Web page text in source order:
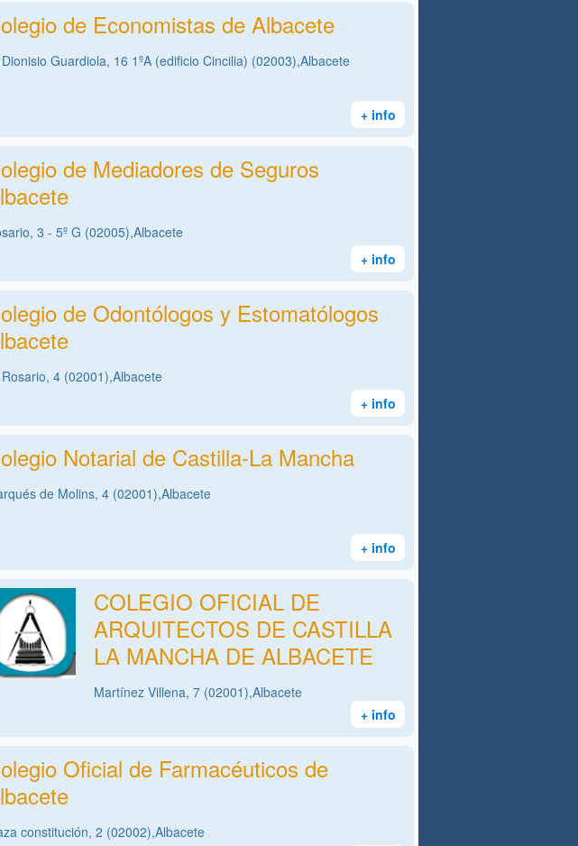
de Economistas de Albacete
Guardiola, 16 1ºA (edificio Cincilia) (02003),Albacete
+ info
de Mediadores de Seguros
3 - 5º G (02005),Albacete
+ info
de Odontólogos y Estomatólogos
4 (02001),Albacete
+ info
Notarial de Castilla-La Mancha
de Molins, 4 (02001),Albacete
+ info
COLEGIO OFICIAL DE
ARQUITECTOS DE CASTILLA
LA MANCHA DE ALBACETE
Martínez Villena, 7 (02001),Albacete
+ info
Oficial de Farmacéuticos de
constitución, 2 (02002),Albacete